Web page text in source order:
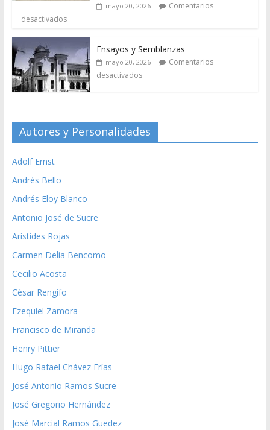
mayo 20, 2026
Comentarios
desactivados
Ensayos y Semblanzas
mayo 20, 2026
Comentarios
desactivados
Autores y Personalidades
Adolf Ernst
Andrés Bello
Andrés Eloy Blanco
Antonio José de Sucre
Aristides Rojas
Carmen Delia Bencomo
Cecilio Acosta
César Rengifo
Ezequiel Zamora
Francisco de Miranda
Henry Pittier
Hugo Rafael Chávez Frías
José Antonio Ramos Sucre
José Gregorio Hernández
José Marcial Ramos Guedez